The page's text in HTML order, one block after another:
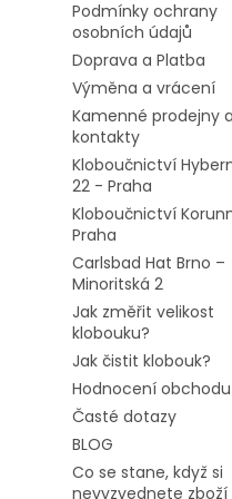
Podmínky ochrany
osobních údajů
Doprava a Platba
Výměna a vrácení
Kamenné prodejny a
kontakty
Kloboučnictví
22 - Praha
Kloboučnictví
Praha
Carlsbad Hat Brno –
Minoritská 2
Jak změřit velikost
klobouku?
Jak čistit klobouk?
Hodnocení obchodu
Časté dotazy
BLOG
Co se stane, když si
nevyzvednete zboží